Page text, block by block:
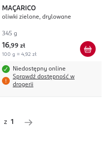
MAÇARICO
oliwki zielone, drylowane
345 g
16,99 zł
100 g = 4,92 zł
Niedostępny online
Sprawdź dostępność w
drogerii
z 1